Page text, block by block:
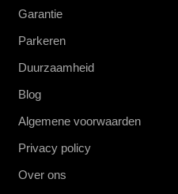
Garantie
Parkeren
Duurzaamheid
Blog
Algemene voorwaarden
Privacy policy
Over ons